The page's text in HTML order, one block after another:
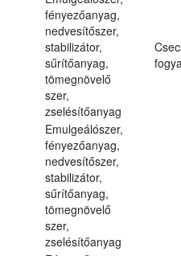
fényezőanyag,
nedvesítőszer,
stabilizátor,
sűrítőanyag,
tömegnövelő
szer,
zselésítőanyag
Emulgeálószer,
fényezőanyag,
nedvesítőszer,
stabilizátor,
sűrítőanyag,
tömegnövelő
szer,
zselésítőanyag